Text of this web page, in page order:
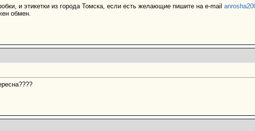
и этикетки из города Томска, если есть желающие пишите на e-mail
обмен.